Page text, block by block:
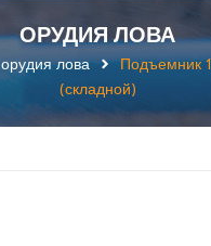
ОРУДИЯ ЛОВА
орудия лова
Подъемник
(складной)